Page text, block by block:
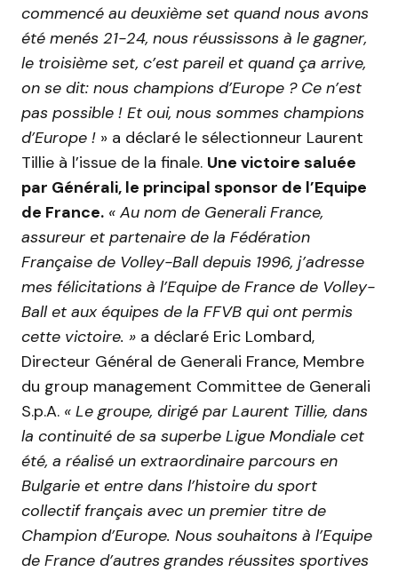
commencé au deuxième set quand nous avons
été menés 21-24, nous réussissons à le gagner,
le troisième set, c’est pareil et quand ça arrive,
on se dit: nous champions d’Europe ? Ce n’est
pas possible ! Et oui, nous sommes champions
d’Europe ! » a déclaré le sélectionneur Laurent
Tillie à l’issue de la finale. Une victoire saluée
par Générali, le principal sponsor de l’Equipe
de France. « Au nom de Generali France,
assureur et partenaire de la Fédération
Française de Volley-Ball depuis 1996, j’adresse
mes félicitations à l’Equipe de France de Volley-
Ball et aux équipes de la FFVB qui ont permis
cette victoire. » a déclaré Eric Lombard,
Directeur Général de Generali France, Membre
du group management Committee de Generali
S.p.A. « Le groupe, dirigé par Laurent Tillie, dans
la continuité de sa superbe Ligue Mondiale cet
été, a réalisé un extraordinaire parcours en
Bulgarie et entre dans l’histoire du sport
collectif français avec un premier titre de
Champion d’Europe. Nous souhaitons à l’Equipe
de France d’autres grandes réussites sportives